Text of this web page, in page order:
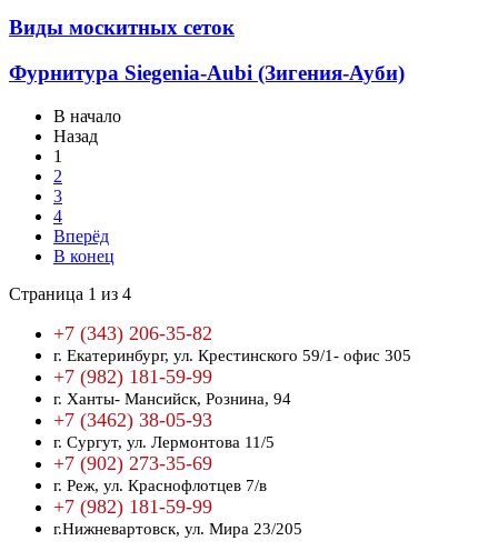
Виды москитных сеток
Фурнитура Siegenia-Aubi (Зигения-Ауби)
В начало
Назад
1
2
3
4
Вперёд
В конец
Страница 1 из 4
+7 (343) 206-35-82
г. Екатеринбург, ул. Крестинского 59/1- офис 305
+7 (982) 181-59-99
г. Ханты- Мансийск, Рознина, 94
+7 (3462) 38-05-93
г. Сургут, ул. Лермонтова 11/5
+7 (902) 273-35-69
г. Реж, ул. Краснофлотцев 7/в
+7 (982) 181-59-99
г.Нижневартовск, ул. Мира 23/205